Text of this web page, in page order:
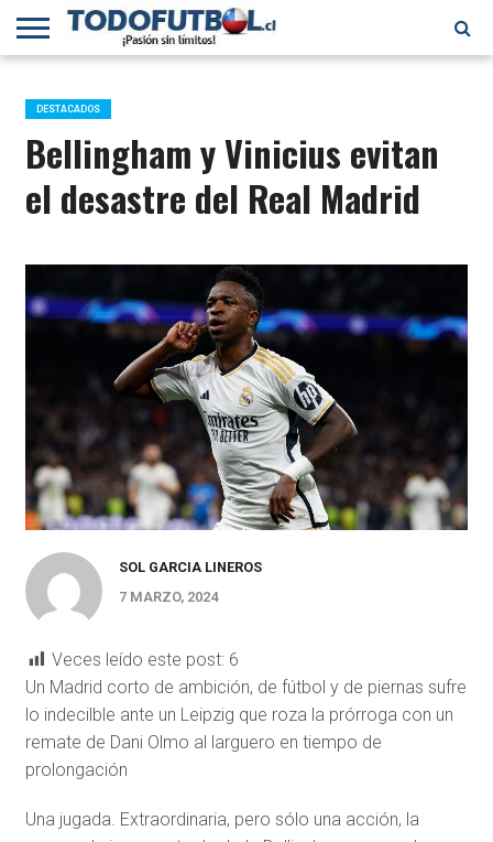
PRIMERA
B
SELECCIÓN
CHILENA
CHILENOS
EN EL
MUNDO
FÚTBOL
INTERNACIONAL
DESTACADOS
Bellingham y Vinicius evitan
el desastre del Real Madrid
SOL GARCIA LINEROS
7 MARZO, 2024
Veces leído este post: 6
Un Madrid corto de ambición, de fútbol y de piernas sufre
lo indecilble ante un Leipzig que roza la prórroga con un
remate de Dani Olmo al larguero en tiempo de
prolongación
Una jugada. Extraordinaria, pero sólo una acción, la